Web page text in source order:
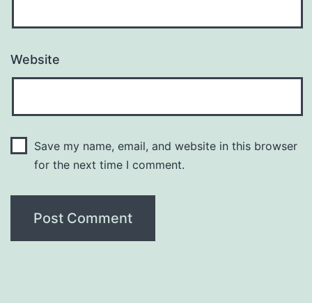
Website
Save my name, email, and website in this browser
for the next time I comment.